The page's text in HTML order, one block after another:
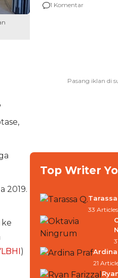
2019.
)
agar Dana Tidak
1 Komentar
Top Writer
Tarassa
33 Articles
21